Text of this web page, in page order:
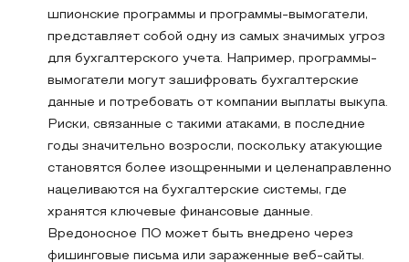
шпионские программы и программы-вымогатели,
представляет собой одну из самых значимых угроз
для бухгалтерского учета. Например, программы-
вымогатели могут зашифровать бухгалтерские
данные и потребовать от компании выплаты выкупа.
Риски, связанные с такими атаками, в последние
годы значительно возросли, поскольку атакующие
становятся более изощренными и целенаправленно
нацеливаются на бухгалтерские системы, где
хранятся ключевые финансовые данные.
Вредоносное ПО может быть внедрено через
фишинговые письма или зараженные веб-сайты.